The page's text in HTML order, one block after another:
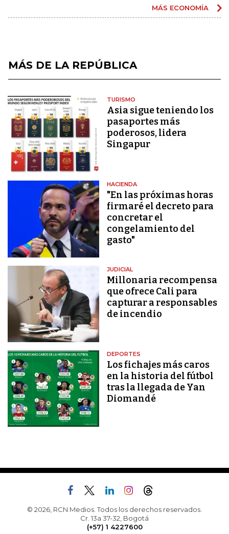
MÁS ECONOMÍA
MÁS DE LA REPÚBLICA
TURISMO
Asia sigue teniendo los
pasaportes más
poderosos, lidera
Singapur
HACIENDA
"En las próximas horas
firmaré el decreto para
concretar el
congelamiento del
gasto"
JUDICIAL
Millonaria recompensa
que ofrece Cali para
capturar a responsables
de incendio
DEPORTES
Los fichajes más caros
en la historia del fútbol
tras la llegada de Yan
Diomandé
© 2026, RCN Medios. Todos los derechos reservados.
Cr. 13a 37-32, Bogotá
(+57) 1 4227600